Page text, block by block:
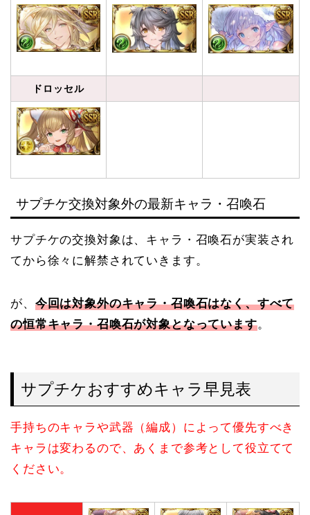
ドロッセル
サプチケ交換対象外の最新キャラ・召喚石
サプチケの交換対象は、キャラ・召喚石が実装され
てから徐々に解禁されていきます。
が、 今回は対象外のキャラ・召喚石はなく、すべて
の恒常キャラ・召喚石が対象となっています。
サプチケおすすめキャラ早見表
手持ちのキャラや武器（編成）によって優先すべき
キャラは変わるので、あくまで参考として役立てて
ください。